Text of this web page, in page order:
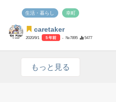
生活・暮らし 幸町
caretaker
2020/9/1 5 年前 - №7895 5477
もっと見る